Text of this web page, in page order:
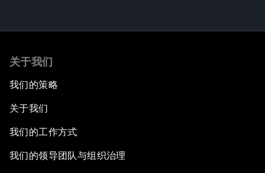
关于我们
我们的策略
关于我们
我们的工作方式
我们的领导团队与组织治理